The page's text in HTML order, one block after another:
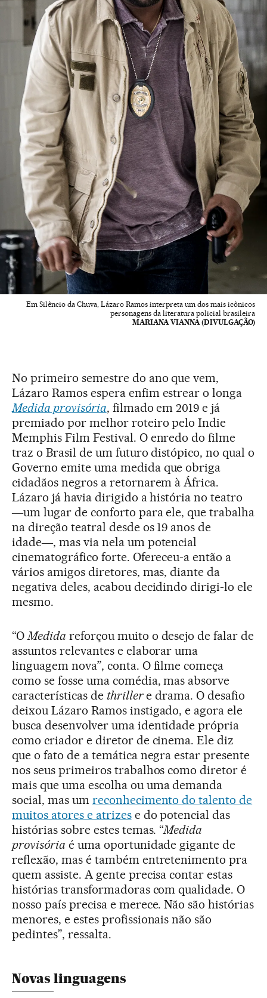
Em Silêncio da Chuva, Lázaro Ramos interpreta um dos mais icônicos
personagens da literatura policial brasileira
MARIANA VIANNA (DIVULGAÇÃO)
No primeiro semestre do ano que vem,
Lázaro Ramos espera enfim estrear o longa
Medida provisória, filmado em 2019 e já
premiado por melhor roteiro pelo Indie
Memphis Film Festival. O enredo do filme
traz o Brasil de um futuro distópico, no qual o
Governo emite uma medida que obriga
cidadãos negros a retornarem à África.
Lázaro já havia dirigido a história no teatro
―um lugar de conforto para ele, que trabalha
na direção teatral desde os 19 anos de
idade―, mas via nela um potencial
cinematográfico forte. Ofereceu-a então a
vários amigos diretores, mas, diante da
negativa deles, acabou decidindo dirigi-lo ele
mesmo.
“O Medida reforçou muito o desejo de falar de
assuntos relevantes e elaborar uma
linguagem nova”, conta. O filme começa
como se fosse uma comédia, mas absorve
características de thrillere drama. O desafio
deixou Lázaro Ramos instigado, e agora ele
busca desenvolver uma identidade própria
como criador e diretor de cinema. Ele diz
que o fato de a temática negra estar presente
nos seus primeiros trabalhos como diretor é
mais que uma escolha ou uma demanda
social, mas um reconhecimento do talento de
muitos atores e atrizese do potencial das
histórias sobre estes temas. “Medida
provisória é uma oportunidade gigante de
reflexão, mas é também entretenimento pra
quem assiste. A gente precisa contar estas
histórias transformadoras com qualidade. O
nosso país precisa e merece. Não são histórias
menores, e estes profissionais não são
pedintes”, ressalta.
Novas linguagens